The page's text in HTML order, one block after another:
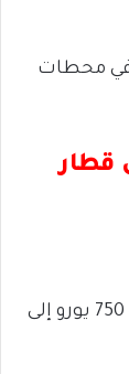
في محطات
قطار
السنة الأولى: ستحصل على راتب قدره 750 يورو إلى